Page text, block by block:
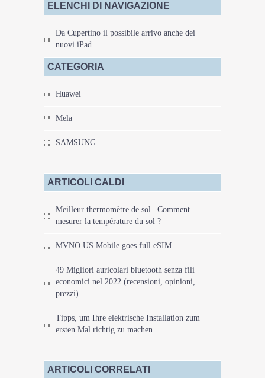
ELENCHI DI NAVIGAZIONE
Da Cupertino il possibile arrivo anche dei
nuovi iPad
CATEGORIA
Huawei
Mela
SAMSUNG
ARTICOLI CALDI
Meilleur thermomètre de sol | Comment
mesurer la température du sol ?
MVNO US Mobile goes full eSIM
49 Migliori auricolari bluetooth senza fili
economici nel 2022 (recensioni, opinioni,
prezzi)
Tipps, um Ihre elektrische Installation zum
ersten Mal richtig zu machen
ARTICOLI CORRELATI